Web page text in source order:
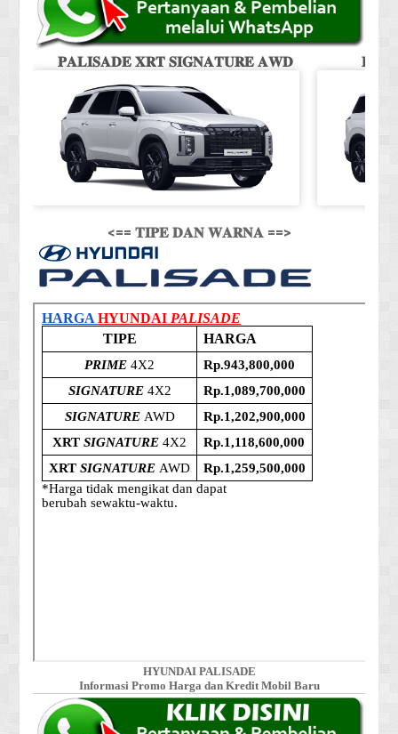
𝐏𝐀𝐋𝐈𝐒𝐀𝐃𝐄 𝐗𝐑𝐓 𝐒𝐈𝐆𝐍𝐀𝐓𝐔𝐑𝐄 𝐀𝐖𝐃
<== 𝐓𝐈𝐏𝐄 𝐃𝐀𝐍 𝐖𝐀𝐑𝐍𝐀 ==>
HYUNDAI PALISADE
Informasi Promo Harga dan Kredit Mobil Baru